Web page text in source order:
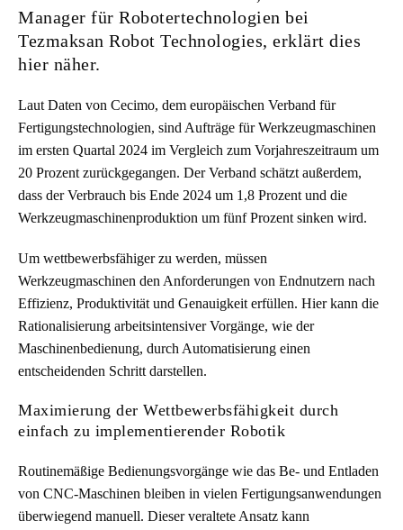
Manager für Robotertechnologien bei
Tezmaksan Robot Technologies, erklärt dies
hier näher.
Laut Daten von Cecimo, dem europäischen Verband für
Fertigungstechnologien, sind Aufträge für Werkzeugmaschinen
im ersten Quartal 2024 im Vergleich zum Vorjahreszeitraum um
20 Prozent zurückgegangen. Der Verband schätzt außerdem,
dass der Verbrauch bis Ende 2024 um 1,8 Prozent und die
Werkzeugmaschinenproduktion um fünf Prozent sinken wird.
Um wettbewerbsfähiger zu werden, müssen
Werkzeugmaschinen den Anforderungen von Endnutzern nach
Effizienz, Produktivität und Genauigkeit erfüllen. Hier kann die
Rationalisierung arbeitsintensiver Vorgänge, wie der
Maschinenbedienung, durch Automatisierung einen
entscheidenden Schritt darstellen.
Maximierung der Wettbewerbsfähigkeit durch
einfach zu implementierender Robotik
Routinemäßige Bedienungsvorgänge wie das Be- und Entladen
von CNC-Maschinen bleiben in vielen Fertigungsanwendungen
überwiegend manuell. Dieser veraltete Ansatz kann